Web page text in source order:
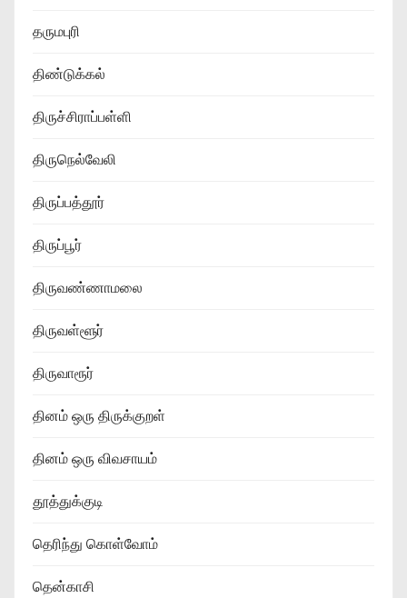
தருமபுரி
திண்டுக்கல்
திருச்சிராப்பள்ளி
திருநெல்வேலி
திருப்பத்தூர்
திருப்பூர்
திருவண்ணாமலை
திருவள்ளூர்
திருவாரூர்
தினம் ஒரு திருக்குறள்
தினம் ஒரு விவசாயம்
தூத்துக்குடி
தெரிந்து கொள்வோம்
தென்காசி